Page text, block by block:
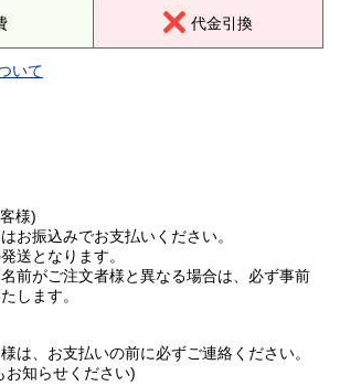
代金引換
いて
様)
お振込みでお支払いください。
送となります。
前がご注文者様と異なる場合は、必ず事前
します。
は、お支払いの前に必ずご連絡ください。
お知らせください)